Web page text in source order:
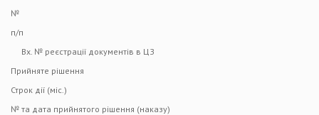
№
п/п
Вх. № реєстрації документів в ЦЗ
Прийняте рішення
Строк дії (міс.)
№ та дата прийнятого рішення (наказу)